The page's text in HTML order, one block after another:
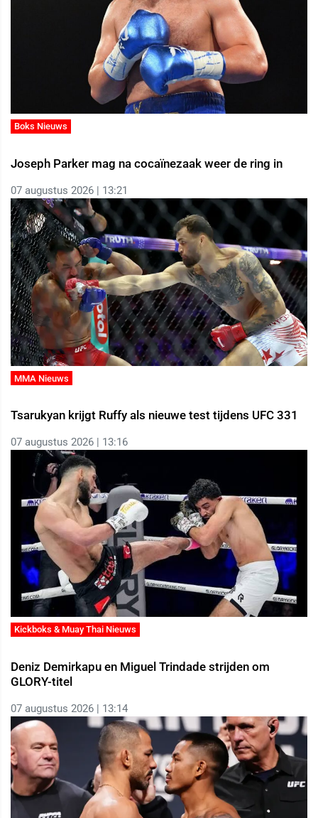
Boks Nieuws
Joseph Parker mag na cocaïnezaak weer de ring in
07 augustus 2026 | 13:21
MMA Nieuws
Tsarukyan krijgt Ruffy als nieuwe test tijdens UFC 331
07 augustus 2026 | 13:16
Kickboks & Muay Thai Nieuws
Deniz Demirkapu en Miguel Trindade strijden om
GLORY-titel
07 augustus 2026 | 13:14